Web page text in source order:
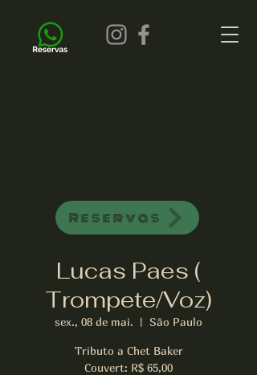
Reservas
Lucas Paes (
Trompete/Voz)
sex., 08 de mai.
  |
São Paulo
Tributo a Chet Baker
Couvert: R$ 65,00